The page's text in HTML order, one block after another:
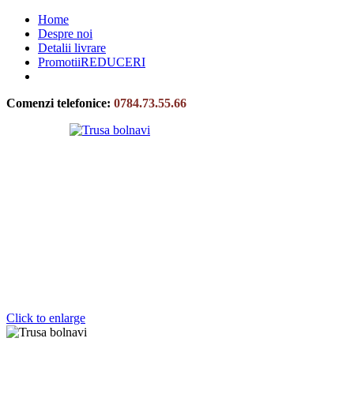
Home
Despre noi
Detalii livrare
PromotiiREDUCERI
Comenzi telefonice: 0784.73.55.66
Click to enlarge